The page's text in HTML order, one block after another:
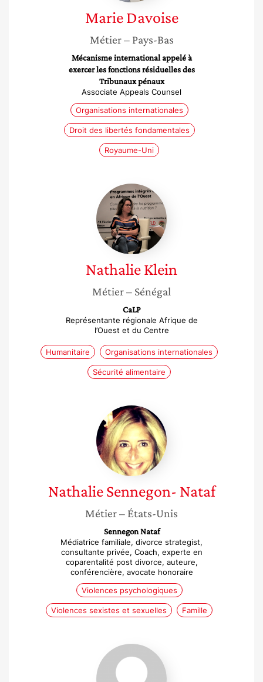
Marie Davoise
Métier – Pays-Bas
Mécanisme international appelé à
exercer les fonctions résiduelles des
Tribunaux pénaux
Associate Appeals Counsel
Organisations internationales
Droit des libertés fondamentales
Royaume-Uni
Nathalie
Klein
NathalieKlein
Métier– Sénégal
CaLP
Représentante régionale Afrique de
l’Ouest et du Centre
Humanitaire Organisations internationales
Sécurité alimentaire
Nathalie
Sennegon-
Nataf
Nathalie Sennegon- Nataf
Métier– États-Unis
Sennegon Nataf
Médiatrice familiale, divorce strategist,
consultante privée, Coach, experte en
coparentalité post divorce, auteure,
conférencière, avocate honoraire
Violences psychologiques
Violences sexistes et sexuelles Famille
Nawel
Guellal